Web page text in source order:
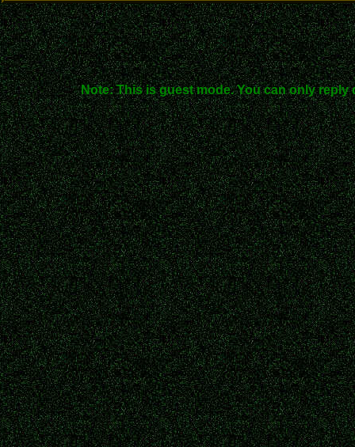
Note: This is guest mode. You can only